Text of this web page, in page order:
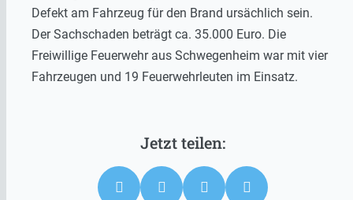
Defekt am Fahrzeug für den Brand ursächlich sein.
Der Sachschaden beträgt ca. 35.000 Euro. Die
Freiwillige Feuerwehr aus Schwegenheim war mit vier
Fahrzeugen und 19 Feuerwehrleuten im Einsatz.